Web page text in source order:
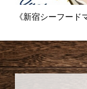
《富士そば》衝撃